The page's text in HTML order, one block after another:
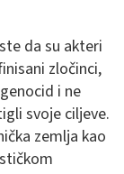
da su akteri
zločinci,
i ne
svoje ciljeve.
zemlja kao